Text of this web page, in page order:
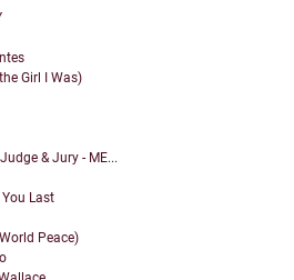
Girl I Was)
& Jury - ME...
Last
Peace)